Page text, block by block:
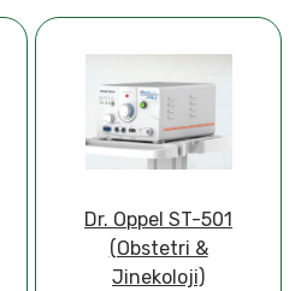
Dr. Oppel ST-501
(Obstetri &
Jinekoloji)